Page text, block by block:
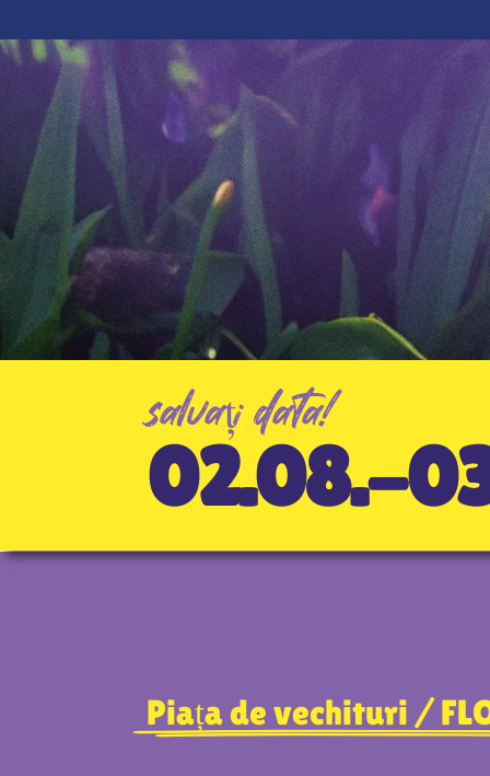
salvați data!
02.08.-
Piața de vechituri /